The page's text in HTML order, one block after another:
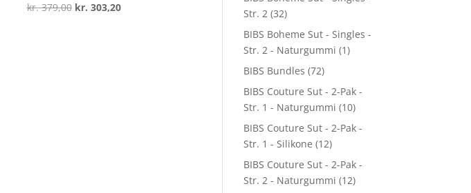
Vurderet
4.4
kr.379,00 Den
kr. 303,20Den
Str. 2 (32)
BIBS Boheme Sut - Singles -
Str. 2 - Naturgummi (1)
BIBS Bundles (72)
BIBS Couture Sut - 2-Pak -
Str. 1 - Naturgummi (10)
BIBS Couture Sut - 2-Pak -
Str. 1 - Silikone (12)
BIBS Couture Sut - 2-Pak -
Str. 2 - Naturgummi (12)